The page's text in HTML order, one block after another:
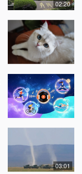
02:20
03:01